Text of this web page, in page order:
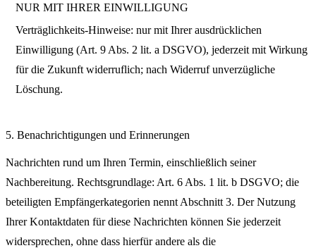
NUR MIT IHRER EINWILLIGUNG
Verträglichkeits-Hinweise: nur mit Ihrer ausdrücklichen
Einwilligung (Art. 9 Abs. 2 lit. a DSGVO), jederzeit mit Wirkung
für die Zukunft widerruflich; nach Widerruf unverzügliche
Löschung.
5. Benachrichtigungen und Erinnerungen
Nachrichten rund um Ihren Termin, einschließlich seiner
Nachbereitung. Rechtsgrundlage: Art. 6 Abs. 1 lit. b DSGVO; die
beteiligten Empfängerkategorien nennt Abschnitt 3. Der Nutzung
Ihrer Kontaktdaten für diese Nachrichten können Sie jederzeit
widersprechen, ohne dass hierfür andere als die